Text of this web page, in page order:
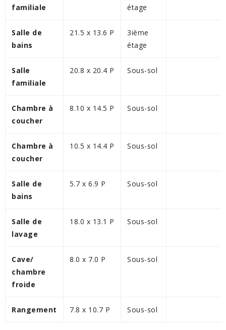
familiale
étage
Salle de
bains
21.5 x 13.6 P
3ième
étage
Salle
familiale
20.8 x 20.4 P Sous-sol
Chambre à
coucher
8.10 x 14.5 P Sous-sol
Chambre à
coucher
10.5 x 14.4 P Sous-sol
Salle de
bains
5.7 x 6.9 P Sous-sol
Salle de
lavage
18.0 x 13.1 P Sous-sol
Cave/
chambre
froide
8.0 x 7.0 P Sous-sol
Rangement 7.8 x 10.7 P Sous-sol